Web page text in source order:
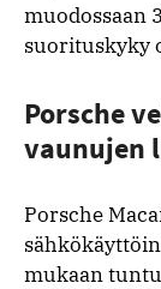
muodossaan
suorituskyky
Porsche
vaunujen
Porsche
mukaan